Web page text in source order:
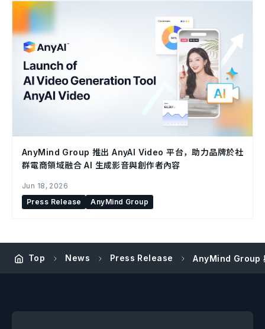
AnyMind Group 推出 AnyAI Video 平台，助力品牌於社
群電商領域融合 AI 生成影音與創作者內容
Jun 18, 2026
Press Release
AnyMind Group
Top News Press Release AnyMind Group